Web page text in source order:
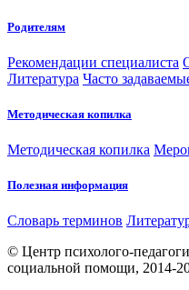
Родителям
Рекомендации специалиста
Литература Часто
Методическая копилка
Методическая копилка
Полезная информация
Словарь терминов
© Центр психолого-
социальной помощи, 2014-